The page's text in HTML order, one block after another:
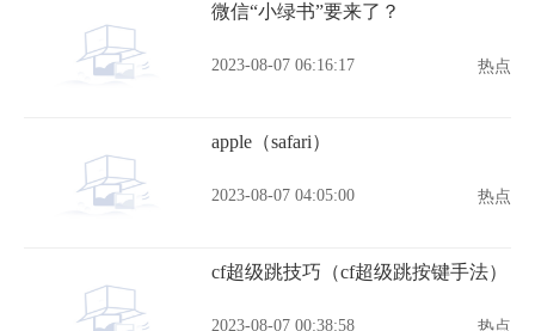
微信“小绿书”要来了？
2023-08-07 06:16:17 热点
apple（safari）
2023-08-07 04:05:00 热点
cf超级跳技巧（cf超级跳按键手法）
2023-08-07 00:38:58 热点